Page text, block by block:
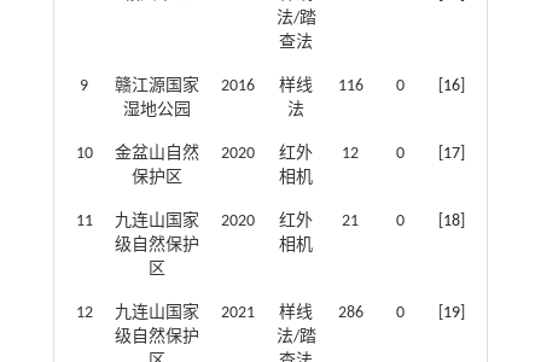
法/踏
查法
9
赣江源国家
湿地公园
2016
样线
法
116 0 16]
10
金盆山自然
保护区
2020
红外
相机
12 0 17]
11
九连山国家
级自然保护
区
2020
红外
相机
21 0 18]
12
九连山国家
级自然保护
2021
样线
法/踏
286 0 19]